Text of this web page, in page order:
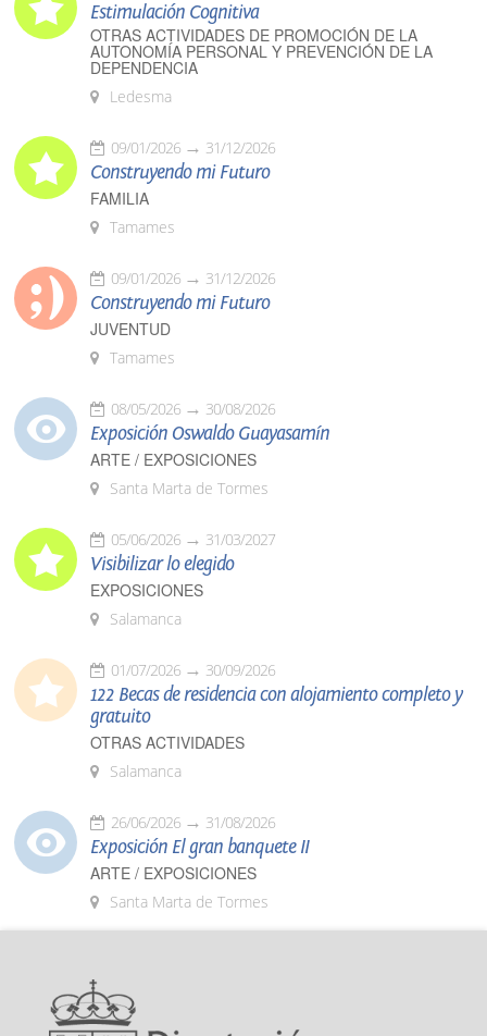
Estimulación Cognitiva
OTRAS ACTIVIDADES DE PROMOCIÓN DE LA
AUTONOMÍA PERSONAL Y PREVENCIÓN DE LA
DEPENDENCIA
Ledesma
09/01/2026 31/12/2026
Construyendo mi Futuro
FAMILIA
Tamames
09/01/2026 31/12/2026
Construyendo mi Futuro
JUVENTUD
Tamames
08/05/2026 30/08/2026
Exposición Oswaldo Guayasamín
ARTE / EXPOSICIONES
Santa Marta de Tormes
05/06/2026 31/03/2027
Visibilizar lo elegido
EXPOSICIONES
Salamanca
01/07/2026 30/09/2026
122 Becas de residencia con alojamiento completo y
gratuito
OTRAS ACTIVIDADES
Salamanca
26/06/2026 31/08/2026
Exposición El gran banquete II
ARTE / EXPOSICIONES
Santa Marta de Tormes